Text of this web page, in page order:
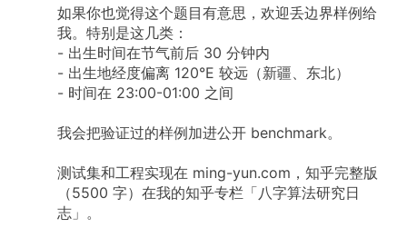
如果你也觉得这个题目有意思，欢迎丢边界样例给
我。特别是这几类：
- 出生时间在节气前后 30 分钟内
- 出生地经度偏离 120°E 较远（新疆、东北）
- 时间在 23:00-01:00 之间
我会把验证过的样例加进公开 benchmark。
测试集和工程实现在 ming-yun.com，知乎完整版
（5500 字）在我的知乎专栏「八字算法研究日
志」。